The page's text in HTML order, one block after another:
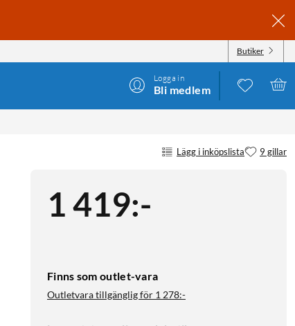
Butiker
Logga in
Bli medlem
Lägg i inköpslista 9 gillar
1 419:-
Finns som outlet-vara
Outletvara tillgänglig för 1 278:-